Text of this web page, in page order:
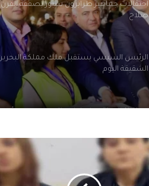
احتفالات جماهير طرابزون سبور بصفقة
صلاح
الرئيس السيسي يستقبل ملك مملكة
الشقيقة اليوم
الرئيس السيسي يجري اتصالاً هاتفياً مع رئيس
جمهورية اليونان